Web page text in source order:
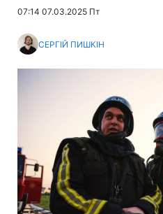
07:14 07.03.2025 Пт
СЕРГІЙ ПИШКІН